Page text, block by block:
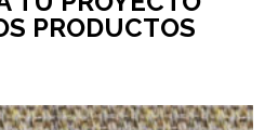
PRODUCTOS